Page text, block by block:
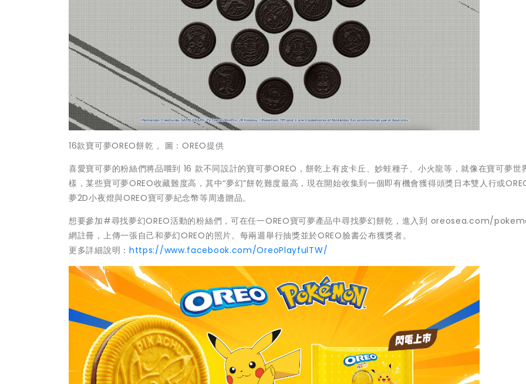
16款寶可夢OREO餅乾 。圖：OREO提供
喜愛寶可夢的粉絲們將品嚐到 16 款不同設計的寶可夢OREO，餅乾上有皮卡丘、妙蛙種子、小火龍等，就像在寶可夢世
樣，某些寶可夢OREO收藏難度高，其中“夢幻”餅乾難度最高，現在開始收集到一個即有機會獲得頭獎日本雙人行或
夢2D小夜燈與OREO寶可夢紀念幣等周邊贈品。
想要參加#尋找夢幻OREO活動的粉絲們，可在任一OREO寶可夢產品中尋找夢幻餅乾，進入到 oreosea.com/
網註冊，上傳一張自己和夢幻OREO的照片。每兩週舉行抽獎並於OREO臉書公布獲獎者。
更多詳細說明： https://www.facebook.com/OreoPlayfulTW/